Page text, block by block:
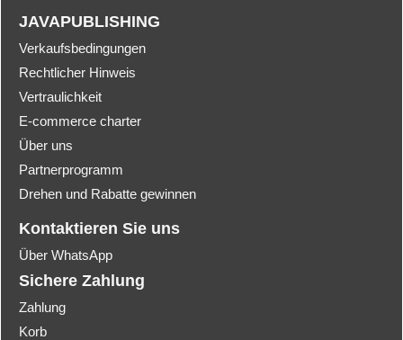
JAVAPUBLISHING
Verkaufsbedingungen
Rechtlicher Hinweis
Vertraulichkeit
E-commerce charter
Über uns
Partnerprogramm
Drehen und Rabatte gewinnen
Kontaktieren Sie uns
Über WhatsApp
Sichere Zahlung
Zahlung
Korb